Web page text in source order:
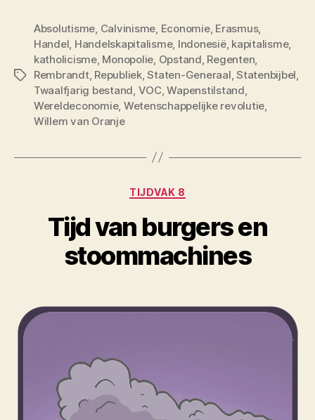
Tags
Absolutisme Calvinisme Economie, Erasmus,
Handel Handelskapitalisme, Indonesië, kapitalisme,
katholicisme, Monopolie Opstand Regenten
Rembrandt, Republiek,Staten-Generaal ,Statenbijbel
Twaalfjarig bestand VOC,Wapenstilstand
Wereldeconomie, Wetenschappelijke revolutie
Willem van Oranje
Categorieën
TIJDVAK 8
Tijd van burgers en
stoommachines